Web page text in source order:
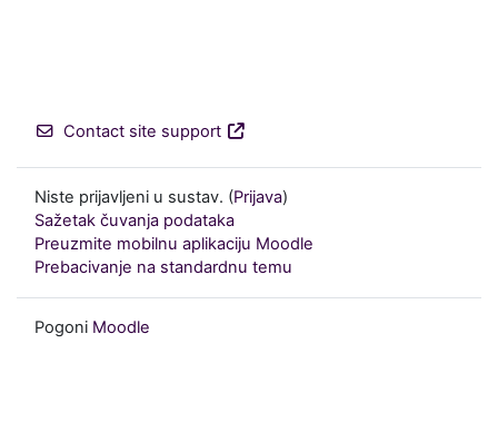
Contact site support
Niste prijavljeni u sustav. (Prijava)
Sažetak čuvanja podataka
Preuzmite mobilnu aplikaciju Moodle
Prebacivanje na standardnu temu
Pogoni Moodle